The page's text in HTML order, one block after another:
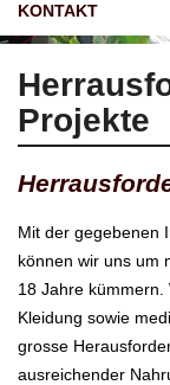
KONTAKT
Projekte
Mit der gegebenen
können wir uns um
18 Jahre kümmern.
Kleidung sowie
grosse
ausreichender